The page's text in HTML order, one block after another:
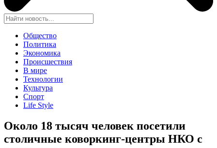
Общество
Политика
Экономика
Происшествия
В мире
Технологии
Культура
Спорт
Life Style
Около 18 тысяч человек посетили
столичные коворкинг-центры НКО с